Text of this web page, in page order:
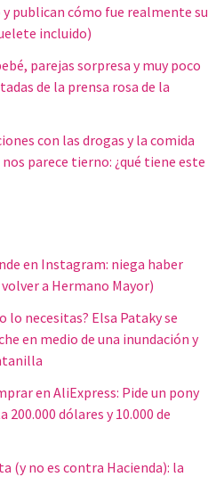
publican cómo fue realmente su
incluido)
parejas sorpresa y muy poco
de la prensa rosa de la
con las drogas y la comida
parece tierno: ¿qué tiene este
en Instagram: niega haber
a Hermano Mayor)
lo necesitas? Elsa Pataky se
en medio de una inundación y
en AliExpress: Pide un pony
dólares y 10.000 de
(y no es contra Hacienda): la